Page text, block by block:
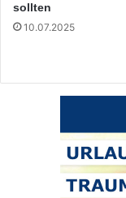
sollten
10.07.2025